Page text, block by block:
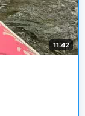
11:42